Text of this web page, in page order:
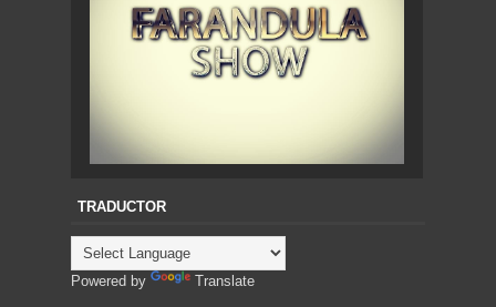
TRADUCTOR
Powered by Translate